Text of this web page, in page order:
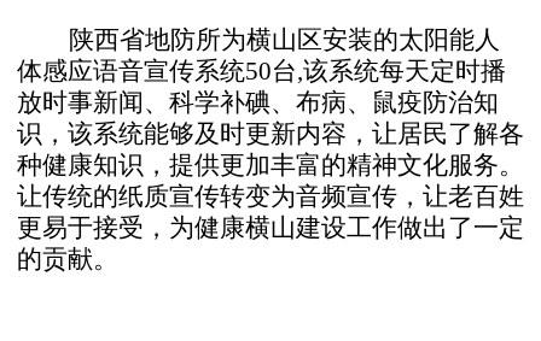
陕西省地防所为横山区安装的太阳能人
体感应语音宣传系统50台,该系统每天定时播
放时事新闻、科学补碘、 布病、鼠疫防治知
识 ， 该系统能够及时更新内容，让居民了解各
种健康知识，提供更加丰富的精神文化服务。
让传统的纸质宣传转变为音频宣传，让老百姓
更易于接受，为健康横山建设工作做出了一定
的贡献。